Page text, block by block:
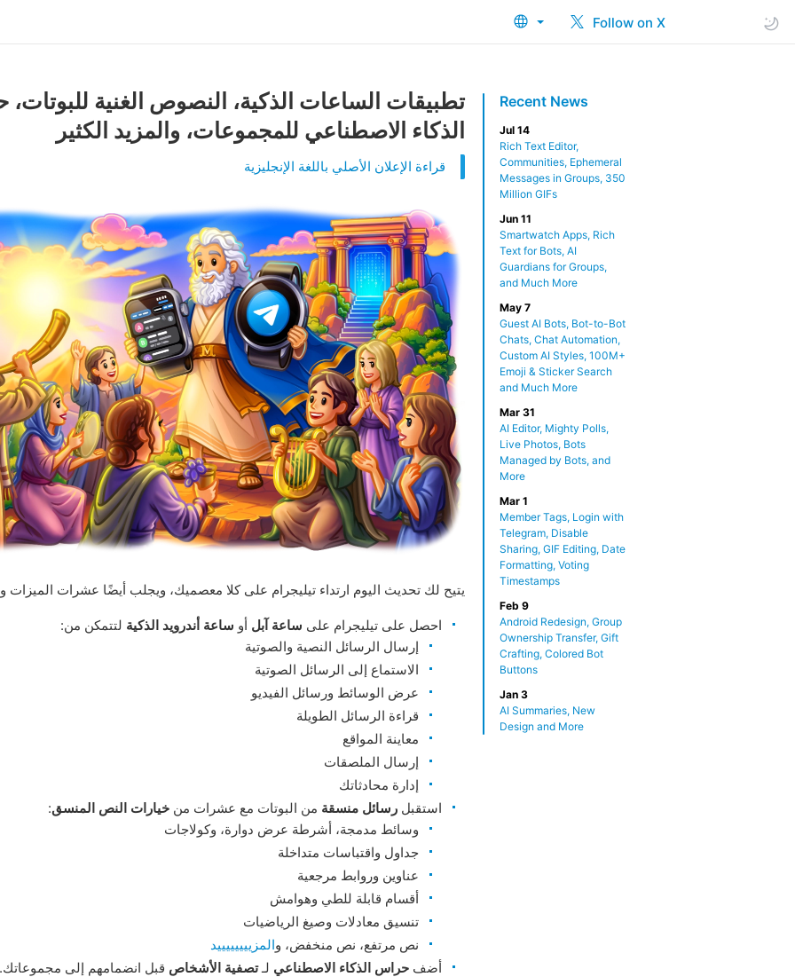
Follow on X
Recent News
Jul 14
Rich Text Editor,
Communities, Ephemeral
Messages in Groups, 350
Million GIFs
Jun 11
Smartwatch Apps, Rich
Text for Bots, AI
Guardians for Groups,
and Much More
May 7
Guest AI Bots, Bot-to-Bot
Chats, Chat Automation,
Custom AI Styles, 100M+
Emoji & Sticker Search
and Much More
Mar 31
AI Editor, Mighty Polls,
Live Photos, Bots
Managed by Bots, and
More
Mar 1
Member Tags, Login with
Telegram, Disable
Sharing, GIF Editing, Date
Formatting, Voting
Timestamps
Feb 9
Android Redesign, Group
Ownership Transfer, Gift
Crafting, Colored Bot
Buttons
Jan 3
AI Summaries, New
Design and More
تطبيقات الساعات الذكية، النصوص الغنية
الذكاء الاصطناعي للمجموعات، والمزيد الكثير
قراءة الإعلان الأصلي باللغة الإنجليزية
يتيح لك تحديث اليوم ارتداء تيليجرام على كلا معصميك، ويجلب أيضًا عشرات الميزات و
احصل على تيليجرام على ساعة آبل أو ساعة أندرويد الذكية لتتمكن من:
إرسال الرسائل النصية والصوتية
الاستماع إلى الرسائل الصوتية
عرض الوسائط ورسائل الفيديو
قراءة الرسائل الطويلة
معاينة المواقع
إرسال الملصقات
إدارة محادثاتك
استقبل رسائل منسقة من البوتات مع عشرات من خيارات النص المنسق:
وسائط مدمجة، أشرطة عرض دوارة، وكولاجات
جداول واقتباسات متداخلة
عناوين وروابط مرجعية
أقسام قابلة للطي وهوامش
تنسيق معادلات وصيغ الرياضيات
نص مرتفع، نص منخفض، والمزييييييييد
أضف حراس الذكاء الاصطناعي لـتصفية الأشخاص قبل انضمامهم إلى مجموعاتك.